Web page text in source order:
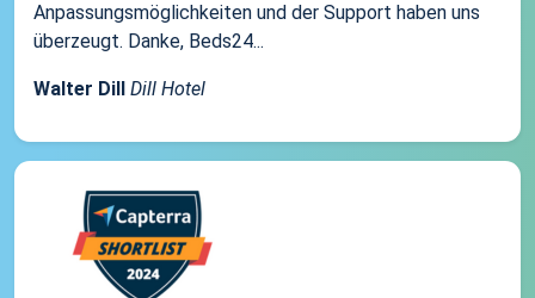
Anpassungsmöglichkeiten und der Support haben uns
überzeugt. Danke, Beds24...
Walter Dill Dill Hotel